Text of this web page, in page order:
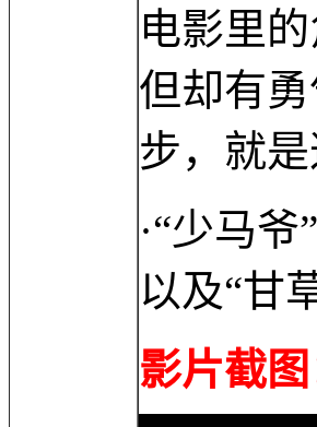
电影里
但却有
步，就
·“少马
以及“甘
影片截图